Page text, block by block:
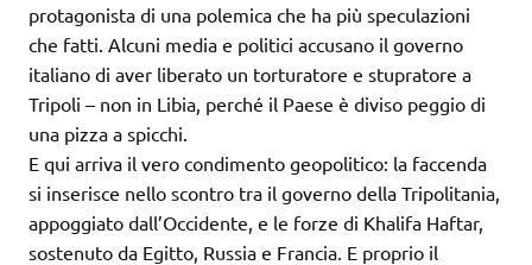
protagonista di una polemica che ha più speculazioni
che fatti. Alcuni media e politici accusano il governo
italiano di aver liberato un torturatore e stupratore a
Tripoli – non in Libia, perché il Paese è diviso peggio di
una pizza a spicchi.
E qui arriva il vero condimento geopolitico: la faccenda
si inserisce nello scontro tra il governo della Tripolitania,
appoggiato dall’Occidente, e le forze di Khalifa Haftar,
sostenuto da Egitto, Russia e Francia. E proprio il